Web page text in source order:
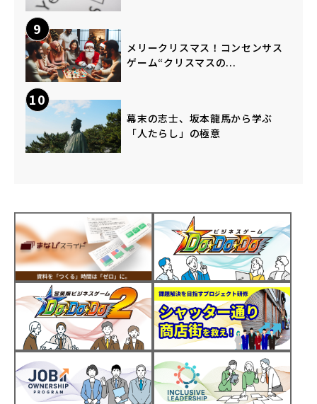
9
メリークリスマス！コンセンサス
ゲーム“クリスマスの...
10
幕末の志士、坂本龍馬から学ぶ
「人たらし」の極意